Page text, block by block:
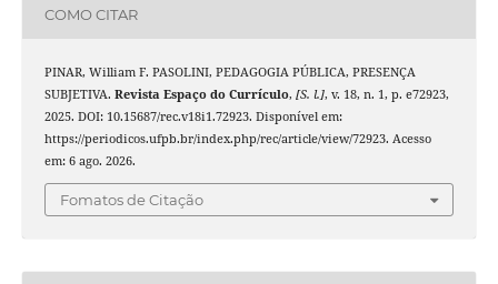
COMO CITAR
PINAR, William F. PASOLINI, PEDAGOGIA PÚBLICA, PRESENÇA
SUBJETIVA. Revista Espaço do Currículo, [S. l.], v. 18, n. 1, p. e72923,
2025. DOI: 10.15687/rec.v18i1.72923. Disponível em:
https://periodicos.ufpb.br/index.php/rec/article/view/72923. Acesso
em: 6 ago. 2026.
Fomatos de Citação